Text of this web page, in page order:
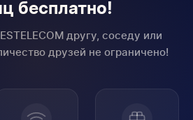
бесплатно!
другу, соседу или
друзей не ограничено!